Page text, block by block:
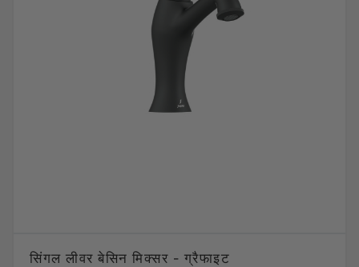
सिंगल लीवर बेसिन मिक्सर - ग्रैफाइट